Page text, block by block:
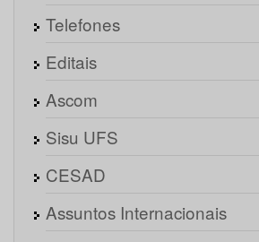
Telefones
Editais
Ascom
Sisu UFS
CESAD
Assuntos Internacionais